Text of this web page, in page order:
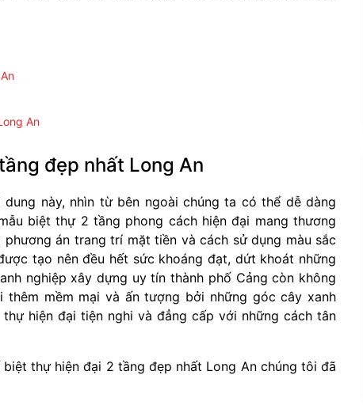
An
đẹp nhất Long An
này, nhìn từ bên ngoài chúng ta có thể dễ dàng
biệt thự 2 tầng phong cách hiện đại mang thương
án trang trí mặt tiền và cách sử dụng màu sắc
tạo nên đều hết sức khoáng đạt, dứt khoát những
nghiệp xây dựng uy tín thành phố Cảng còn không
mềm mại và ấn tượng bởi những góc cây xanh
hiện đại tiện nghi và đẳng cấp với những cách tân
thự hiện đại 2 tầng đẹp nhất Long An chúng tôi đã